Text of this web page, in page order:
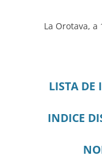
La Orotava, a 10
LISTA DE
INDICE